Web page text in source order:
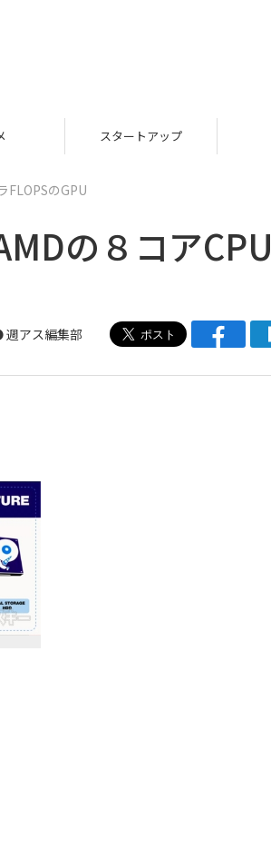
スタートアップ
FLOPSのGPU
の８コアCPU
週アス編集部